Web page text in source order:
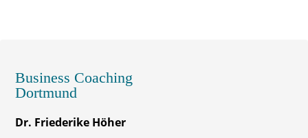
Business Coaching
Dortmund
Dr. Friederike Höher